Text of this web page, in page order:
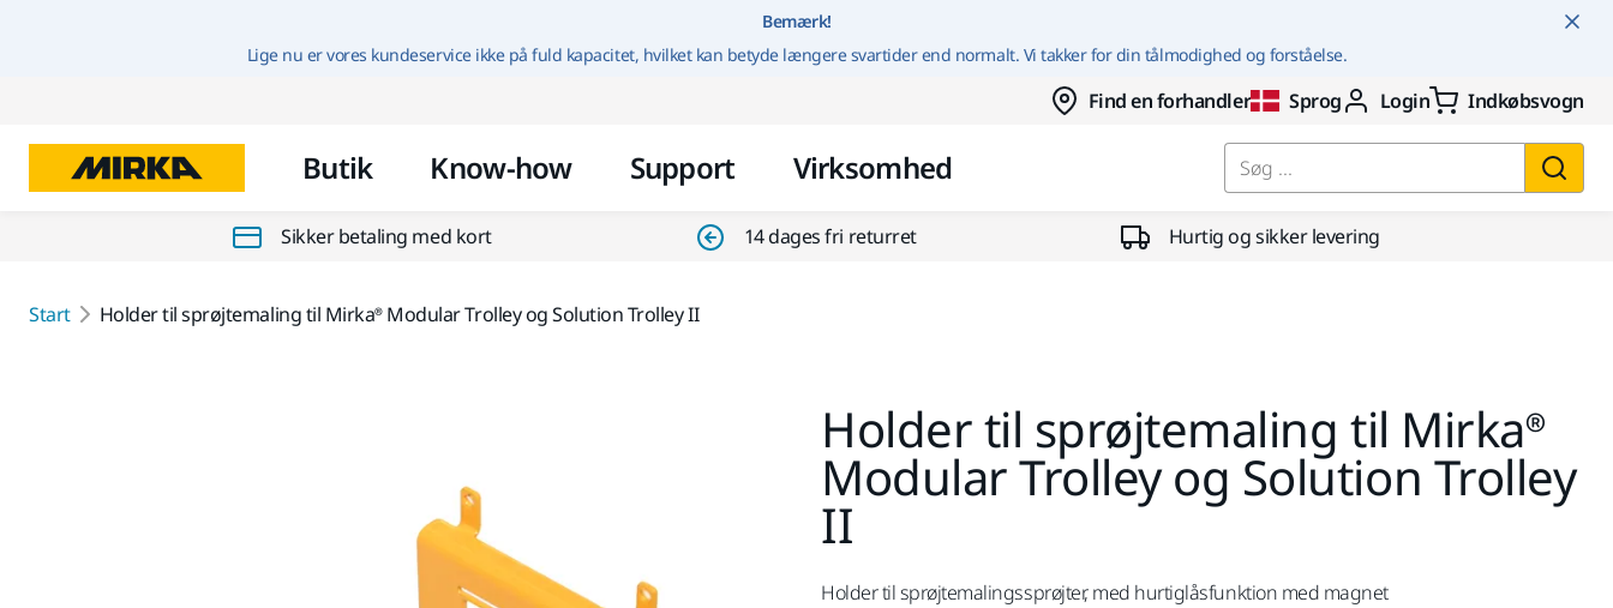
Gå til indhold
Bemærk!
Lige nu er vores kundeservice ikke på fuld kapacitet, hvilket kan betyde længere svartider end normalt. Vi takker for din tålmodighed og forståelse.
Find en forhandler Sprog Login Indkøbsvogn
Butik Know-how Support Virksomhed Søg ...
Sikker betaling med kort 14 dages fri returret Hurtig og sikker levering
Start Holder til sprøjtemaling til Mirka® Modular Trolley og Solution Trolley II
Holder til sprøjtemaling til Mirka®
Modular Trolley og Solution Trolley
II
Holder til sprøjtemalingssprøjter, med hurtiglåsfunktion med magnet